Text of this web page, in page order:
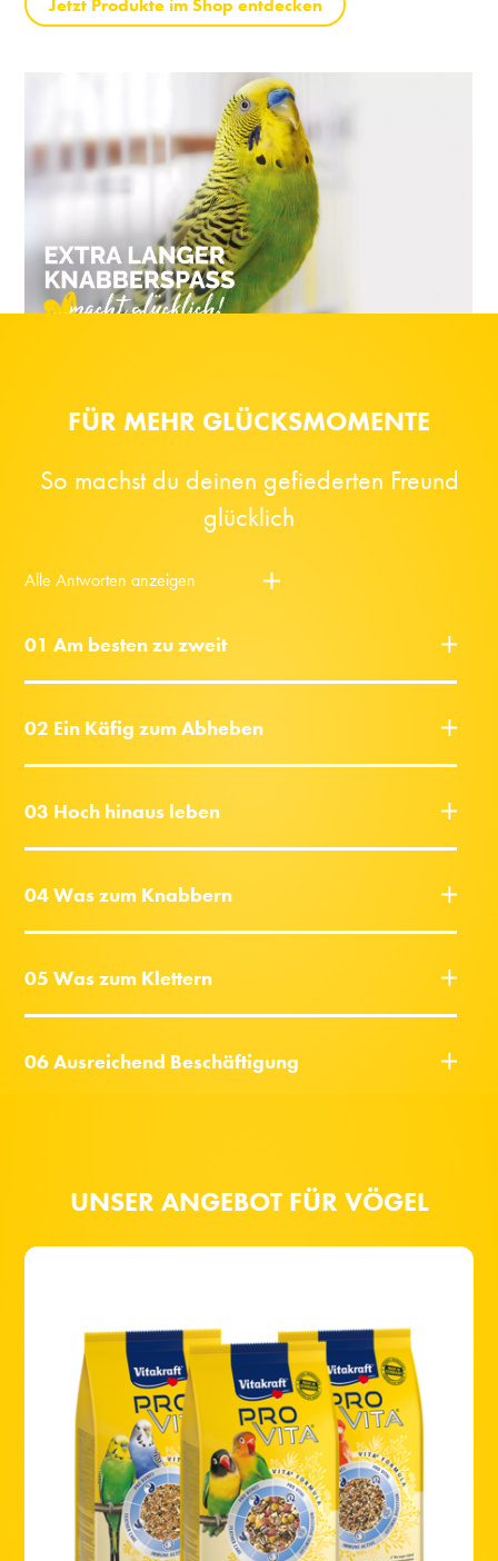
Jetzt Produkte im Shop entdecken
FÜR MEHR GLÜCKSMOMENTE
So machst du deinen gefiederten Freund
glücklich
Alle Antworten anzeigen
01 Am besten zu zweit
02 Ein Käfig zum Abheben
03 Hoch hinaus leben
04 Was zum Knabbern
05 Was zum Klettern
06 Ausreichend Beschäftigung
UNSER ANGEBOT FÜR VÖGEL